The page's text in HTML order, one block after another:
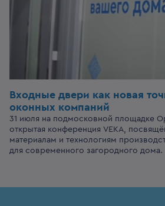
Входные двери как новая
оконных компаний
31 июля на подмосковной площадке
открытая конференция VEKA,
материалам и технологиям
для современного загородного дома.